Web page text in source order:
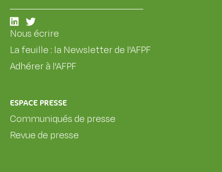
Nous écrire
La feuille : la Newsletter de l'AFPF
Adhérer à l'AFPF
ESPACE PRESSE
Communiqués de presse
Revue de presse